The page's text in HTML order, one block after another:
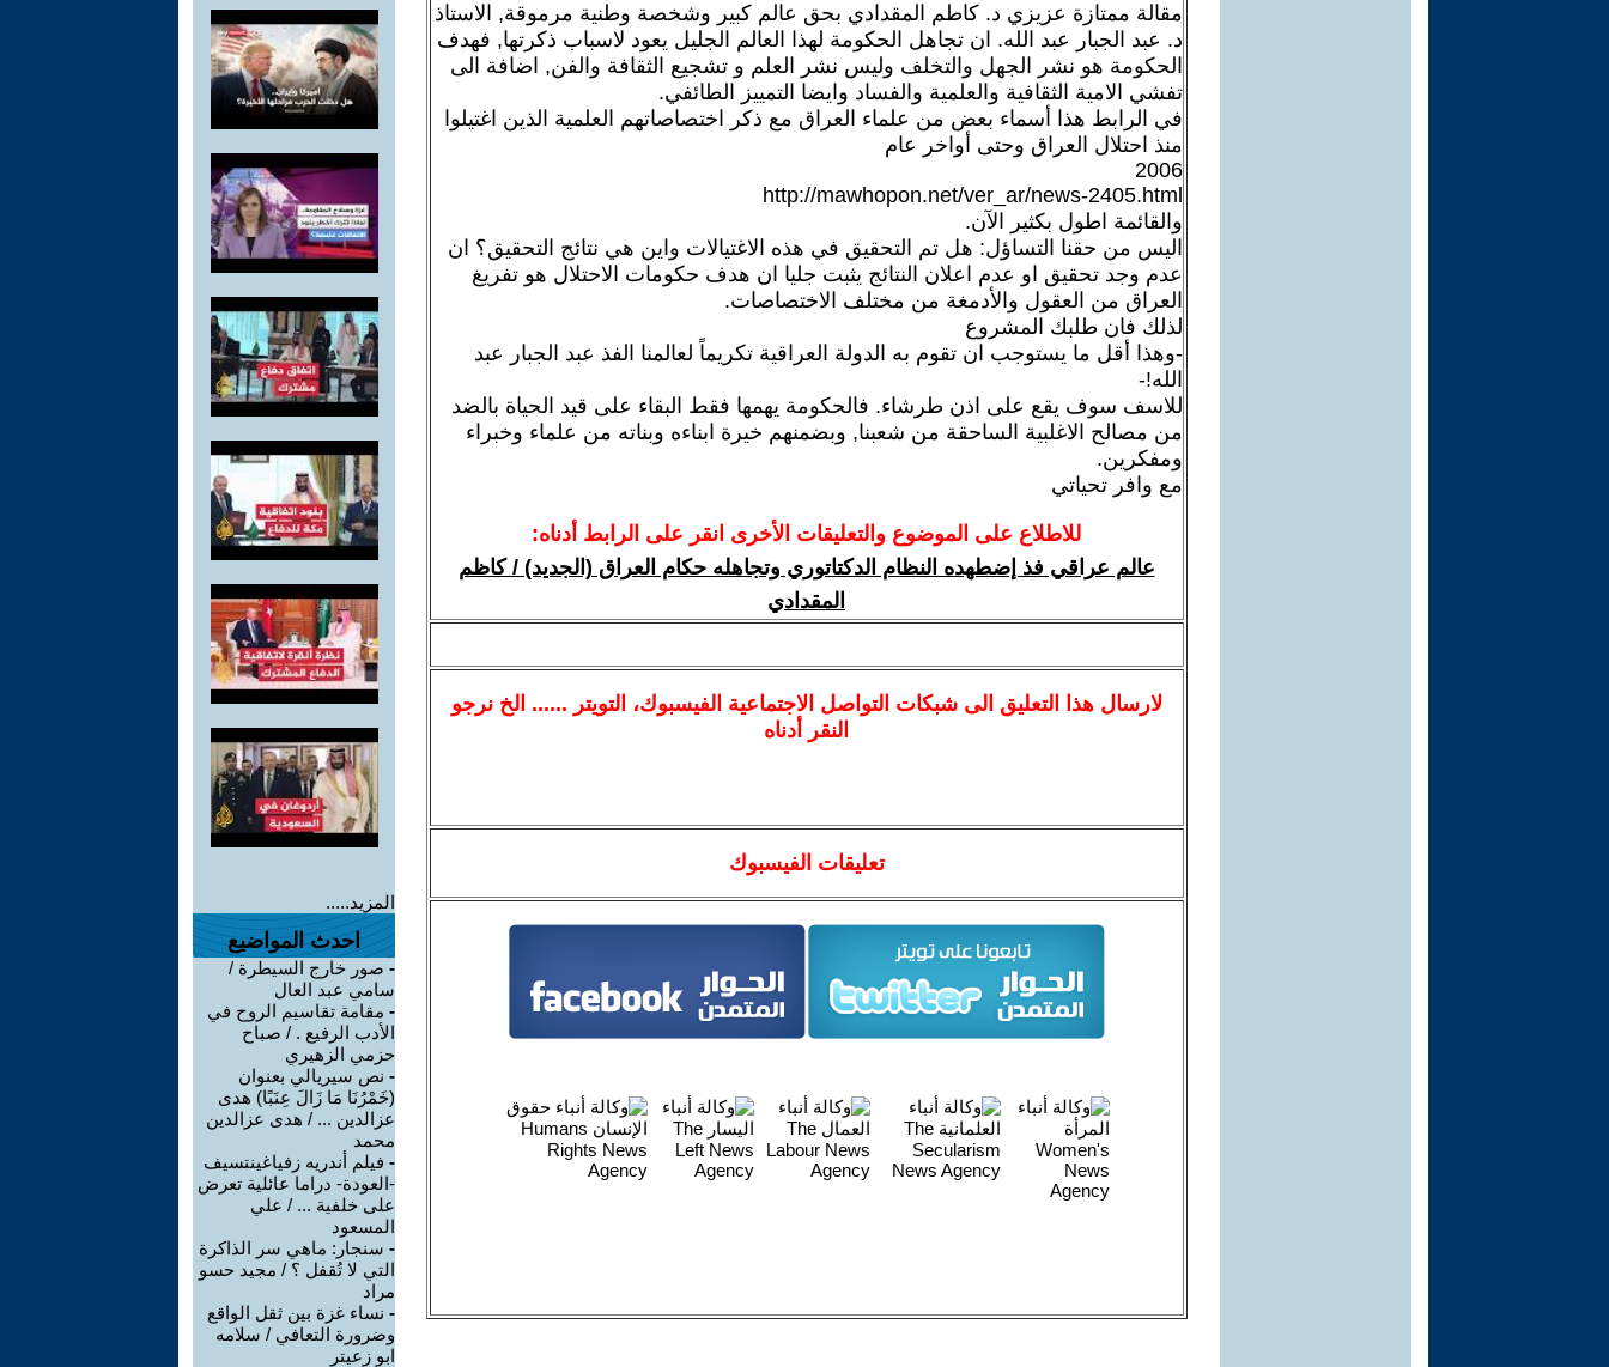
مقالة ممتازة عزيزي د. كاطم المقدادي بحق عالم كبير وشخصة وطنية مرموقة, الاستاذ
د. عبد الجبار عبد الله. ان تجاهل الحكومة لهذا العالم الجليل يعود لاسباب ذكرتها, فهدف
الحكومة هو نشر الجهل والتخلف وليس نشر العلم و تشجيع الثقافة والفن, اضافة الى
تفشي الامية الثقافية والعلمية والفساد وايضا التمييز الطائفي.
في الرابط هذا أسماء بعض من علماء العراق مع ذكر اختصاصاتهم العلمية الذين اغتيلوا
منذ احتلال العراق وحتى أواخر عام
2006
http://mawhopon.net/ver_ar/news-2405.html
والقائمة اطول بكثير الآن.
اليس من حقنا التساؤل: هل تم التحقيق في هذه الاغتيالات واين هي نتائج التحقيق؟ ان
عدم وجد تحقيق او عدم اعلان النتائج يثبت جليا ان هدف حكومات الاحتلال هو تفريغ
العراق من العقول والأدمغة من مختلف الاختصاصات.
لذلك فان طلبك المشروع
-وهذا أقل ما يستوجب ان تقوم به الدولة العراقية تكريماً لعالمنا الفذ عبد الجبار عبد
الله!-
للاسف سوف يقع على اذن طرشاء. فالحكومة يهمها فقط البقاء على قيد الحياة بالضد
من مصالح الاغلبية الساحقة من شعبنا, وبضمنهم خيرة ابناءه وبناته من علماء وخبراء
ومفكرين.
مع وافر تحياتي
للاطلاع على الموضوع والتعليقات الأخرى انقر على الرابط أدناه:
عالم عراقي فذ إضطهده النظام الدكتاتوري وتجاهله حكام العراق (الجديد) / كاظم
المقدادي
لارسالهذا التعليق الى شبكات التواصل الاجتماعية الفيسبوك، التويتر ...... الخ نرجو
النقر أدناه
تعليقات الفيسبوك
المزيد.....
احدث المواضيع
- صور خارج السيطرة /
سامي عبد العال
- مقامة تقاسيم الروح في
الأدب الرفيع . / صباح
حزمي الزهيري
- نص سيريالي بعنوان
(خَمْرُنَا مَا زَالَ عِنَبًا) هدى
عزالدين ... / هدى عزالدين
محمد
- فيلم أندريه زفياغينتسيف
-العودة- دراما عائلية تعرض
على خلفية ... / علي
المسعود
- سنجار: ماهي سر الذاكرة
التي لا تُقفل ؟ / مجيد حسو
مراد
- نساء غزة بين ثقل الواقع
وضرورة التعافي / سلامه
ابو زعيتر